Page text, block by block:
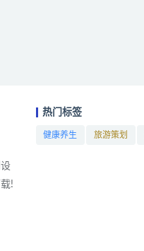
!
热门标签
健康养生 旅游策划